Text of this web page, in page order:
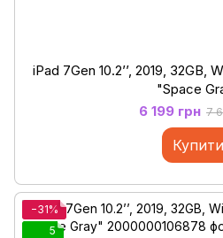
iPad 7Gen 10.2’’, 2019,
"Space
6 199 грн 7
Купити
−31%
5